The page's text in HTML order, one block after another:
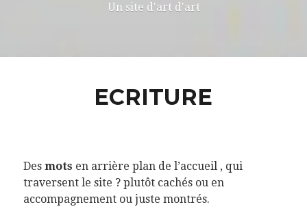
Un site d'art d'art
ECRITURE
Des mots en arrière plan de l’accueil , qui
traversent le site ? plutôt cachés ou en
accompagnement ou juste montrés.